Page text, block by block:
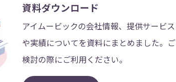
資料ダウンロード
アイムービックの会社情報、提供サービス
や実績についてを資料にまとめました。ご
検討の際にご利用ください。